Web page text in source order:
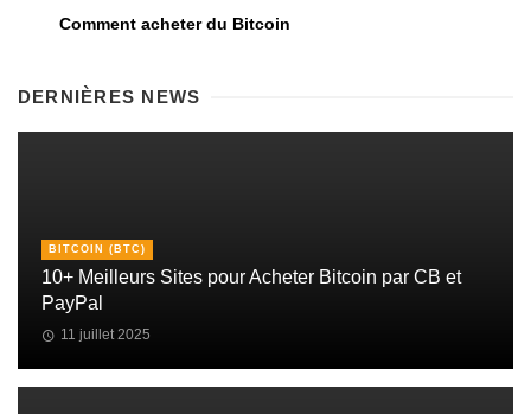
Comment acheter du Bitcoin
DERNIÈRES NEWS
BITCOIN (BTC)
10+ Meilleurs Sites pour Acheter Bitcoin par CB et
PayPal
11 juillet 2025